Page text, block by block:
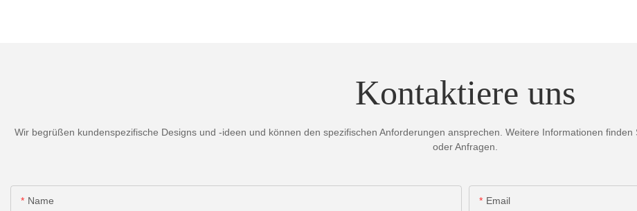
Kontaktiere uns
Wir begrüßen kundenspezifische Designs und -ideen und können den spezifischen Anforderungen ansprechen. Weitere Informationen
oder Anfragen.
Name Email